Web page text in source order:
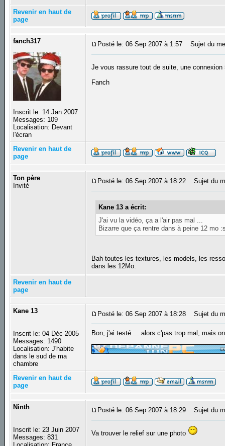
Revenir en haut de
page
fanch317
Inscrit le: 14 Jan 2007
Messages: 109
Localisation: Devant
l'écran
Posté le: 06 Sep 2007 à 1:57 Sujet du
Je vous rassure tout de suite, une
Fanch
Revenir en haut de
page
Ton père
Invité
Posté le: 06 Sep 2007 à 18:22 Sujet du
Kane 13 a écrit:
J'ai vu la vidéo, ça a l'air pas mal ...
Bizarre que ça rentre dans à peine 12 mo
Bah toutes les textures, les models, les
dans les 12Mo.
Revenir en haut de
page
Kane 13
Inscrit le: 04 Déc 2005
Messages: 1490
Localisation: J'habite
dans le sud de ma
chambre
Posté le: 06 Sep 2007 à 18:28 Sujet du
Bon, j'ai testé ... alors c'pas trop mal, mais
Revenir en haut de
page
Ninth
Inscrit le: 23 Juin 2007
Messages: 831
Posté le: 06 Sep 2007 à 18:29 Sujet du
Va trouver le relief sur une photo